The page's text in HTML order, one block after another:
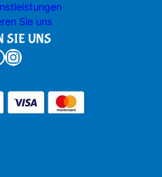
Sie uns
SIE UNS
Instagram